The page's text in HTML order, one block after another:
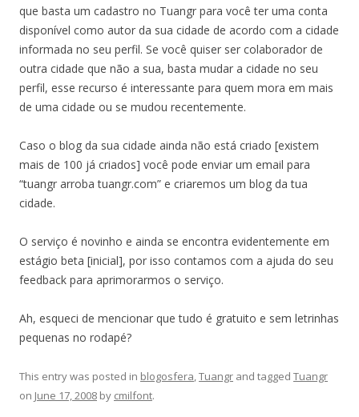
que basta um cadastro no Tuangr para você ter uma conta
disponível como autor da sua cidade de acordo com a cidade
informada no seu perfil. Se você quiser ser colaborador de
outra cidade que não a sua, basta mudar a cidade no seu
perfil, esse recurso é interessante para quem mora em mais
de uma cidade ou se mudou recentemente.
Caso o blog da sua cidade ainda não está criado [existem
mais de 100 já criados] você pode enviar um email para
“tuangr arroba tuangr.com” e criaremos um blog da tua
cidade.
O serviço é novinho e ainda se encontra evidentemente em
estágio beta [inicial], por isso contamos com a ajuda do seu
feedback para aprimorarmos o serviço.
Ah, esqueci de mencionar que tudo é gratuito e sem letrinhas
pequenas no rodapé?
This entry was posted in blogosfera,Tuangr and tagged Tuangr
on June 17, 2008 by cmilfont.